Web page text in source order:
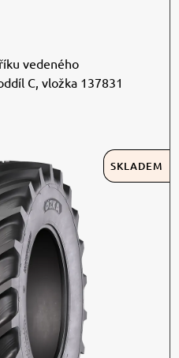
SKLADEM
vedeného
C, vložka 137831